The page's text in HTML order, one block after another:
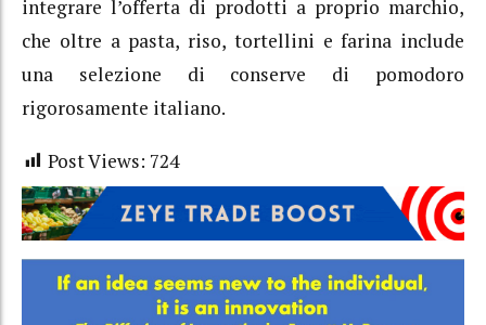
integrare l’offerta di prodotti a proprio marchio,
che oltre a pasta, riso, tortellini e farina include
una selezione di conserve di pomodoro
rigorosamente italiano.
Post Views: 724